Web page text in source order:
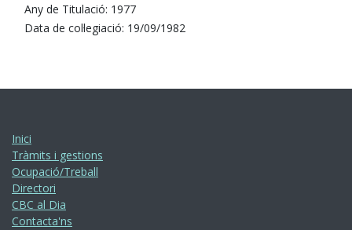
Any de Titulació: 1977
Data de col·legiació: 19/09/1982
Inici
Tràmits i gestions
Ocupació/Treball
Directori
CBC al Dia
Contacta'ns